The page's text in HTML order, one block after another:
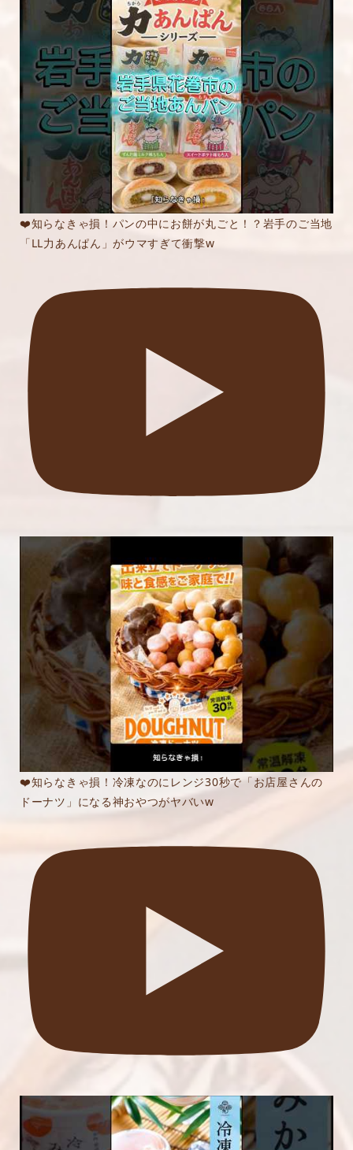
❤️知らなきゃ損！パンの中にお餅が丸ごと！？岩手のご当地
「LL力あんぱん」がウマすぎて衝撃w
❤️知らなきゃ損！冷凍なのにレンジ30秒で「お店屋さんの
ドーナツ」になる神おやつがヤバいw